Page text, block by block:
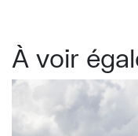
À voir